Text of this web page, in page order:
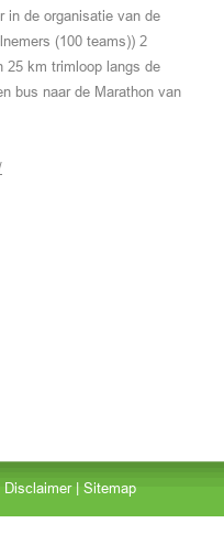
in de organisatie van de
(100 teams)) 2
25 km trimloop langs de
bus naar de Marathon van
Disclaimer| Sitemap